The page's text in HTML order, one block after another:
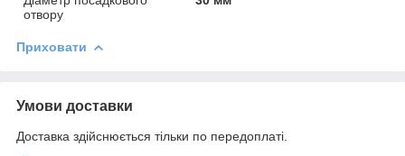
отвору
Приховати
Умови доставки
Доставка здійснюється тільки по передоплаті.